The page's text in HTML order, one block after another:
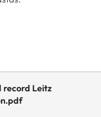
record Leitz